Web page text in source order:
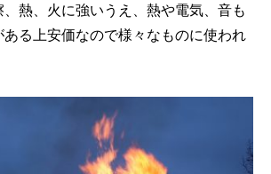
熱、火に強いうえ、熱や電気、音も
る上安価なので様々なものに使われ